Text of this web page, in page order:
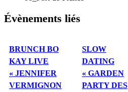
Évènements liés
BRUNCH BO
KAY LIVE
« JENNIFER
VERMIGNON
SLOW
DATING
« GARDEN
PARTY DES